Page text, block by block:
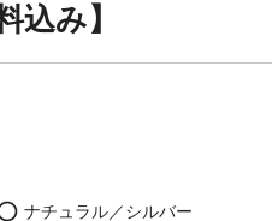
込み】
ナチュラル／シルバー